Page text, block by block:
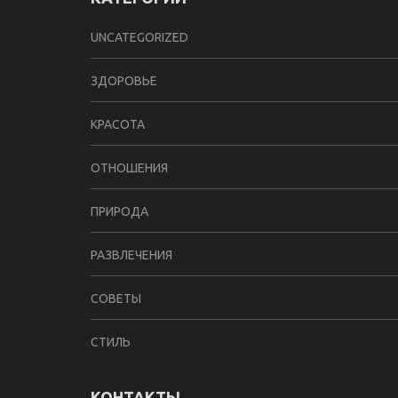
UNCATEGORIZED
ЗДОРОВЬЕ
КРАСОТА
ОТНОШЕНИЯ
ПРИРОДА
РАЗВЛЕЧЕНИЯ
СОВЕТЫ
СТИЛЬ